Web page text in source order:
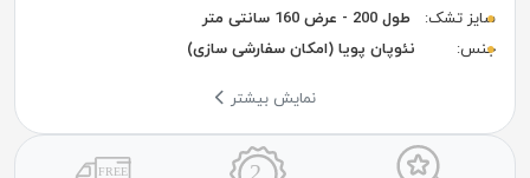
سایز تشک:
طول 200 - عرض 160 سانتی متر
جنس:
نئوپان پویا (امکان سفارشی سازی)
نمایش بیشتر